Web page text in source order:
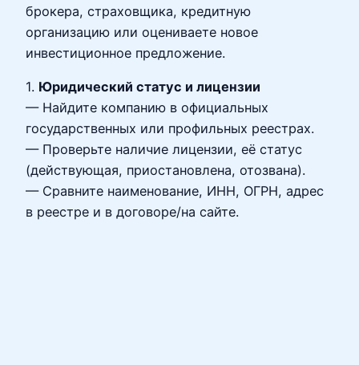
брокера, страховщика, кредитную
организацию или оцениваете новое
инвестиционное предложение.
1. Юридический статус и лицензии
— Найдите компанию в официальных
государственных или профильных реестрах.
— Проверьте наличие лицензии, её статус
(действующая, приостановлена, отозвана).
— Сравните наименование, ИНН, ОГРН, адрес
в реестре и в договоре/на сайте.